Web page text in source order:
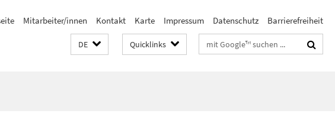
Mitarbeiter/innen Kontakt Karte Impressum Datenschutz Barrierefreiheit
DE Quicklinks Suchbegriffe